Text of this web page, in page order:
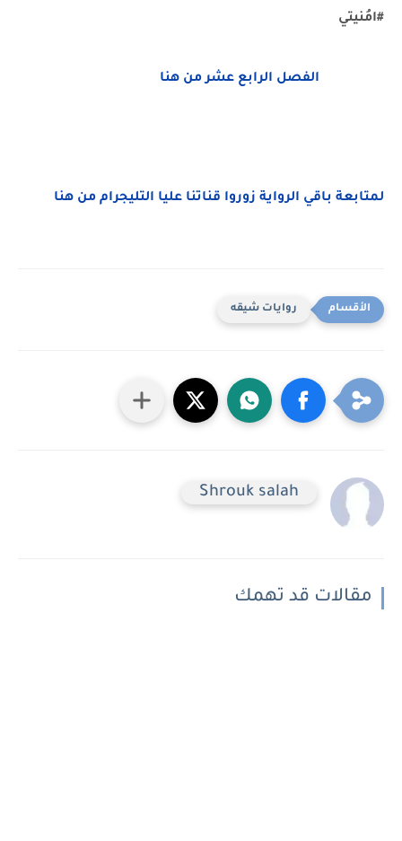
#امُنيتي
الفصل الرابع عشر من هنا
لمتابعة باقي الرواية زوروا قناتنا عليا التليجرام من هنا
روايات شيقه
Shrouk salah
مقالات قد تهمك